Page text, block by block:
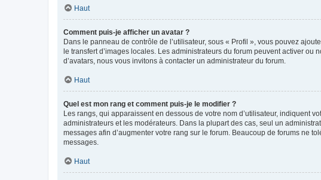
Haut
Comment puis-je afficher un avatar ?
Dans le panneau de contrôle de l’utilisateur, sous « Profil », vous pouvez
le transfert d’images locales. Les administrateurs du forum peuvent activer
d’avatars, nous vous invitons à contacter un administrateur du forum.
Haut
Quel est mon rang et comment puis-je le modifier ?
Les rangs, qui apparaissent en dessous de votre nom d’utilisateur, indiquent
administrateurs et les modérateurs. Dans la plupart des cas, seul un
messages afin d’augmenter votre rang sur le forum. Beaucoup de forums ne
messages.
Haut